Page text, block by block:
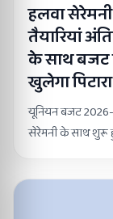
हलवा
तैयारियां
के साथ बजट
खुलेगा
यूनियन बजट 2026-
सेरेमनी के साथ शुरू